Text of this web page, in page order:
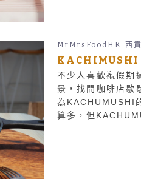
MrMrsFoodHK 西
KACHIMUSHI
不少人喜歡襯假期
景，找間咖啡店歇
為KACHUMUSHI
算多，但